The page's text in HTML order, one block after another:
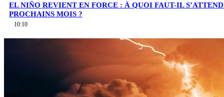
EL NIÑO REVIENT EN FORCE : À QUOI FAUT-IL
PROCHAINS MOIS ?
10:10